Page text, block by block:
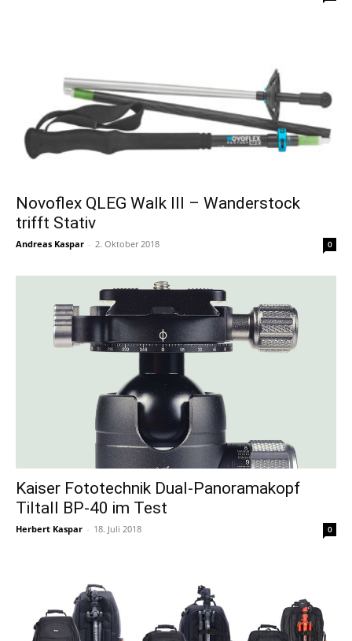
Novoflex QLEG Walk III – Wanderstock
trifft Stativ
Andreas Kaspar - 2. Oktober 2018 0
Kaiser Fototechnik Dual-Panoramakopf
Tiltall BP-40 im Test
Herbert Kaspar - 18. Juli 2018 0